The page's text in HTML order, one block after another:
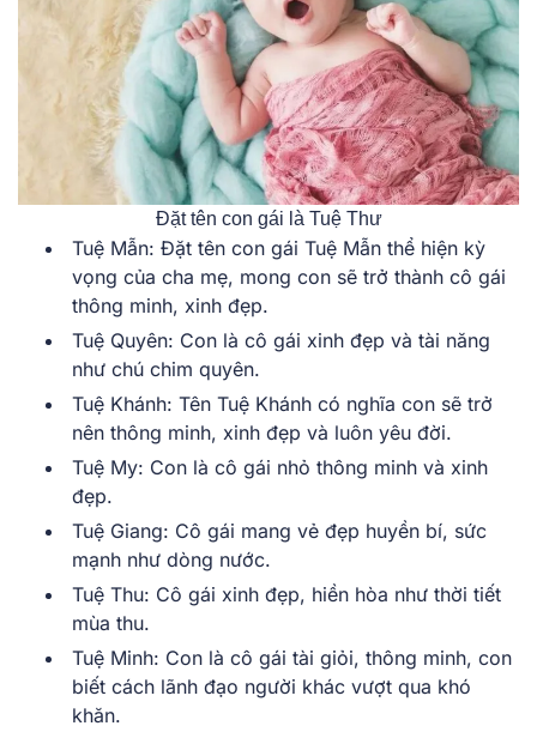
Đặt tên con gái là Tuệ Thư
Tuệ Mẫn: Đặt tên con gái Tuệ Mẫn thể hiện kỳ
vọng của cha mẹ, mong con sẽ trở thành cô gái
thông minh, xinh đẹp.
Tuệ Quyên: Con là cô gái xinh đẹp và tài năng
như chú chim quyên.
Tuệ Khánh: Tên Tuệ Khánh có nghĩa con sẽ trở
nên thông minh, xinh đẹp và luôn yêu đời.
Tuệ My: Con là cô gái nhỏ thông minh và xinh
đẹp.
Tuệ Giang: Cô gái mang vẻ đẹp huyền bí, sức
mạnh như dòng nước.
Tuệ Thu: Cô gái xinh đẹp, hiền hòa như thời tiết
mùa thu.
Tuệ Minh: Con là cô gái tài giỏi, thông minh, con
biết cách lãnh đạo người khác vượt qua khó
khăn.